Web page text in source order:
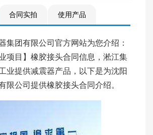
合同实拍 使用产品
集团有限公司官方网站为您介绍：
项目】橡胶接头合同信息，淞江集
业提供减震器产品，以下是为沈阳
限公司提供橡胶接头合同介绍。